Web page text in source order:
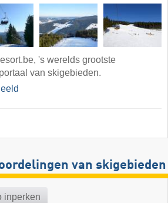
's werelds grootste
van skigebieden.
van skigebieden
inperken